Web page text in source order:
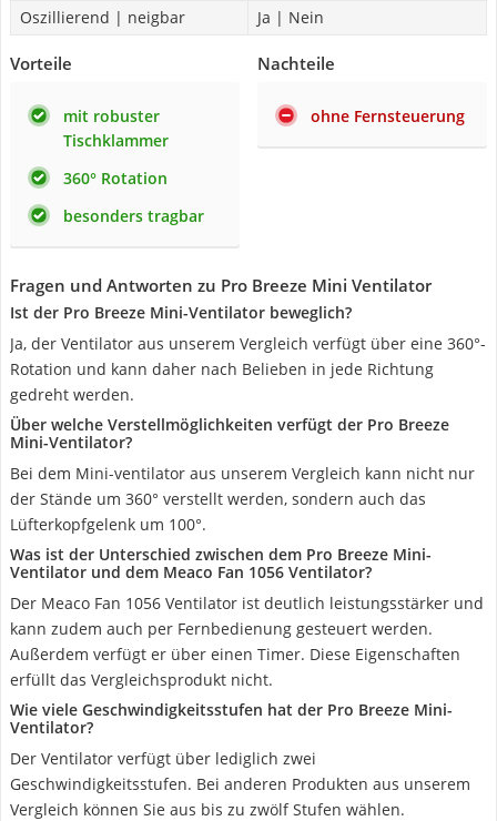
Oszillierend | neigbar
Ja | Nein
Vorteile
mit robuster
Tischklammer
360° Rotation
besonders tragbar
Nachteile
ohne Fernsteuerung
Fragen und Antworten zu Pro Breeze Mini Ventilator
Ist der Pro Breeze Mini-Ventilator beweglich?
Ja, der Ventilator aus unserem Vergleich verfügt über eine 360°-
Rotation und kann daher nach Belieben in jede Richtung
gedreht werden.
Über welche Verstellmöglichkeiten verfügt der Pro Breeze
Mini-Ventilator?
Bei dem Mini-ventilator aus unserem Vergleich kann nicht nur
der Stände um 360° verstellt werden, sondern auch das
Lüfterkopfgelenk um 100°.
Was ist der Unterschied zwischen dem Pro Breeze Mini-
Ventilator und dem Meaco Fan 1056 Ventilator?
Der Meaco Fan 1056 Ventilator ist deutlich leistungsstärker und
kann zudem auch per Fernbedienung gesteuert werden.
Außerdem verfügt er über einen Timer. Diese Eigenschaften
erfüllt das Vergleichsprodukt nicht.
Wie viele Geschwindigkeitsstufen hat der Pro Breeze Mini-
Ventilator?
Der Ventilator verfügt über lediglich zwei
Geschwindigkeitsstufen. Bei anderen Produkten aus unserem
Vergleich können Sie aus bis zu zwölf Stufen wählen.